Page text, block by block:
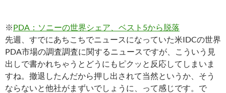
※PDA：ソニーの世界シェア、ベスト5から脱落
先週、すでにあちこちでニュースになっていた米IDCの世界
PDA市場の調査調査に関するニュースですが、こういう見
出しで書かれちゃうとどうにもピクッと反応してしまいま
すね。撤退したんだから押し出されて当然というか、そう
ならないと他社がまずいでしょうに、って感じです。で